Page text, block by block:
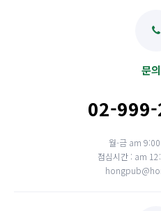
문
02-
월-금 am
점심시간 : am